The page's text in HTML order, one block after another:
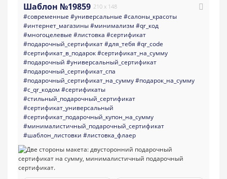
Шаблон №19859 210 x 148
#современные #универсальные #салоны_красоты
#интернет_магазины#минимализм #qr_код
#многоцелевые #листовка #сертификат
#подарочный_сертификат#для_тебя #qr_code
#сертификат_в_подарок#сертификат_на_сумму
#подарочный #универсальный_сертификат
#подарочный_сертификат_спа
#подарочный_сертификат_на_сумму#подарок_на_сумму
#с_qr_кодом #сертификаты
#стильный_подарочный_сертификат
#сертификат_универсальный
#сертификат_подарочный_купон_на_сумму
#минималистичный_подарочный_сертификат
#шаблон_листовки #листовка_флаер